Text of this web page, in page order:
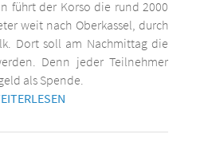
führt der Korso die rund 2000
weit nach Oberkassel, durch
Dort soll am Nachmittag die
Denn jeder Teilnehmer
als Spende.